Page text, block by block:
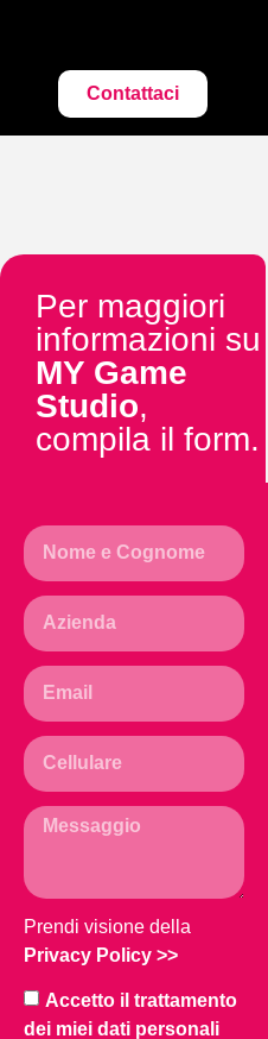
Contattaci
Per maggiori
informazioni su
MY Game
Studio,
compila il form.
Prendi visione della
Privacy Policy >>
Accetto il trattamento
dei miei dati personali